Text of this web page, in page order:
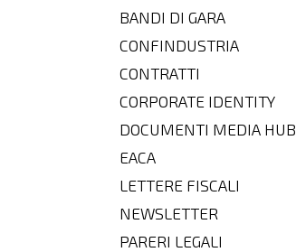
BANDI DI GARA
CONFINDUSTRIA
CONTRATTI
CORPORATE IDENTITY
DOCUMENTI MEDIA HUB
EACA
LETTERE FISCALI
NEWSLETTER
PARERI LEGALI